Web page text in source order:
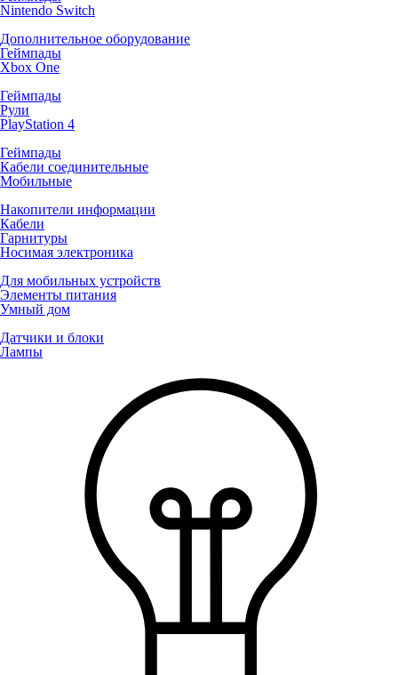
Nintendo Switch
Дополнительное оборудование
Геймпады
Xbox One
Геймпады
Рули
PlayStation 4
Геймпады
Кабели соединительные
Мобильные
Накопители информации
Кабели
Гарнитуры
Носимая электроника
Для мобильных устройств
Элементы питания
Умный дом
Датчики и блоки
Лампы